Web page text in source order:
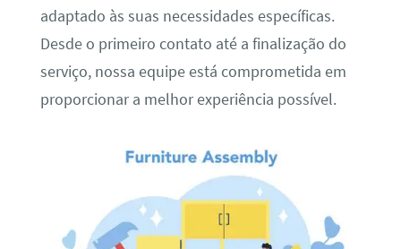
adaptado às suas necessidades específicas.
Desde o primeiro contato até a finalização do
serviço, nossa equipe está comprometida em
proporcionar a melhor experiência possível.